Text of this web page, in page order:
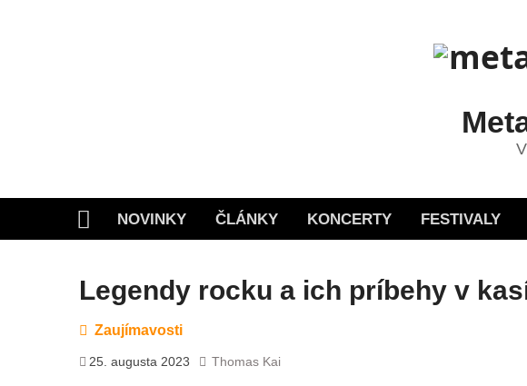
HomeNOVINKY ČLÁNKY KONCERTY FESTIVALY
Legendy rocku a ich príbehy v
Zaujímavosti
25. augusta 2023 Thomas Kai